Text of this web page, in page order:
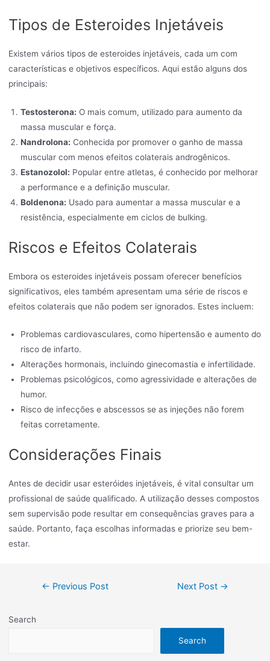
Tipos de Esteroides Injetáveis
Existem vários tipos de esteroides injetáveis, cada um com
características e objetivos específicos. Aqui estão alguns dos
principais:
Testosterona: O mais comum, utilizado para aumento da
massa muscular e força.
Nandrolona: Conhecida por promover o ganho de massa
muscular com menos efeitos colaterais androgênicos.
Estanozolol: Popular entre atletas, é conhecido por melhorar
a performance e a definição muscular.
Boldenona: Usado para aumentar a massa muscular e a
resistência, especialmente em ciclos de bulking.
Riscos e Efeitos Colaterais
Embora os esteroides injetáveis possam oferecer benefícios
significativos, eles também apresentam uma série de riscos e
efeitos colaterais que não podem ser ignorados. Estes incluem:
Problemas cardiovasculares, como hipertensão e aumento do
risco de infarto.
Alterações hormonais, incluindo ginecomastia e infertilidade.
Problemas psicológicos, como agressividade e alterações de
humor.
Risco de infecções e abscessos se as injeções não forem
feitas corretamente.
Considerações Finais
Antes de decidir usar esteróides injetáveis, é vital consultar um
profissional de saúde qualificado. A utilização desses compostos
sem supervisão pode resultar em consequências graves para a
saúde. Portanto, faça escolhas informadas e priorize seu bem-
estar.
← Previous Post Next Post →
Search
Search